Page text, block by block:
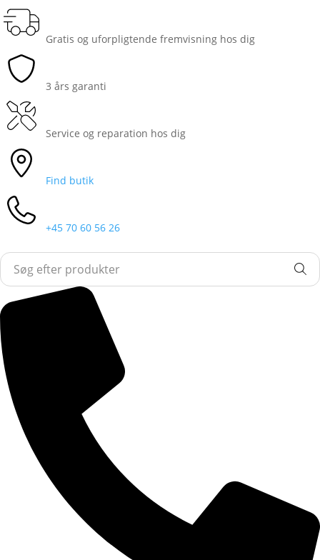
Gratis og uforpligtende fremvisning hos dig
3 års garanti
Service og reparation hos dig
Find butik
+45 70 60 56 26